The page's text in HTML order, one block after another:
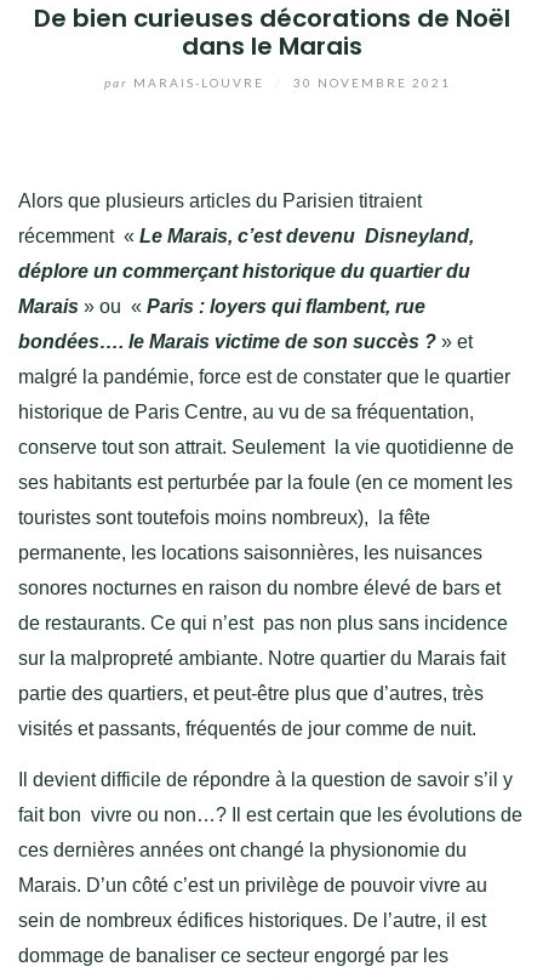
De bien curieuses décorations de Noël
dans le Marais
par MARAIS-LOUVRE 30 NOVEMBRE 2021
Alors que plusieurs articles du Parisien titraient
récemment « Le Marais, c’est devenu Disneyland,
déplore un commerçant historique du quartier du
Marais » ou « Paris : loyers qui flambent, rue
bondées…. le Marais victime de son succès ? » et
malgré la pandémie, force est de constater que le quartier
historique de Paris Centre, au vu de sa fréquentation,
conserve tout son attrait. Seulement la vie quotidienne de
ses habitants est perturbée par la foule (en ce moment les
touristes sont toutefois moins nombreux), la fête
permanente, les locations saisonnières, les nuisances
sonores nocturnes en raison du nombre élevé de bars et
de restaurants. Ce qui n’est pas non plus sans incidence
sur la malpropreté ambiante. Notre quartier du Marais fait
partie des quartiers, et peut-être plus que d’autres, très
visités et passants, fréquentés de jour comme de nuit.
Il devient difficile de répondre à la question de savoir s’il y
fait bon vivre ou non…? Il est certain que les évolutions de
ces dernières années ont changé la physionomie du
Marais. D’un côté c’est un privilège de pouvoir vivre au
sein de nombreux édifices historiques. De l’autre, il est
dommage de banaliser ce secteur engorgé par les